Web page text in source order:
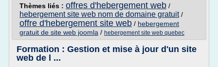
Thèmes liés : offres d'hebergement web /
hebergement site web nom de domaine gratuit/
offre d'hebergement site web / hebergement
gratuit de site web joomla / hebergement site web quebec
Formation : Gestion et mise à jour d'un site
web de l ...